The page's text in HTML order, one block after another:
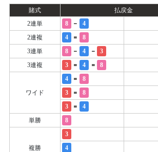
賭式 払戻金
2連単
8 - 4
2連複
4 = 8
3連単
8 - 4 - 3
3連複
3 = 4 = 8
ワイド
4 = 8
3
= 8
3
= 4
単勝
8
複勝
3
4